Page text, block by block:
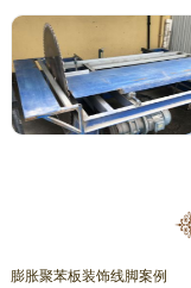
膨胀聚苯板装饰线脚案例